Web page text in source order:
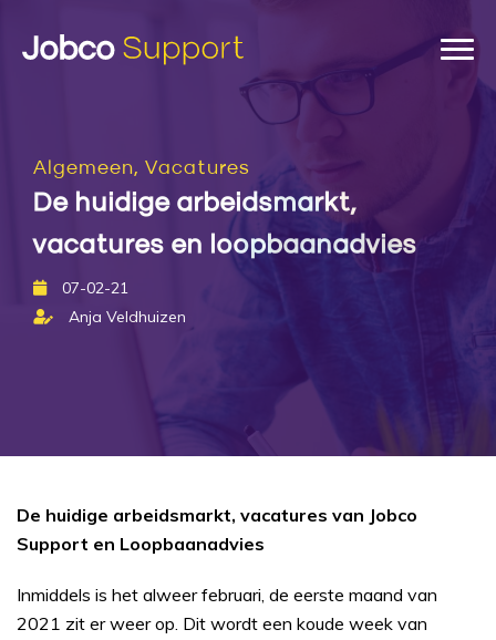
Algemeen, Vacatures
De huidige arbeidsmarkt,
vacatures en loopbaanadvies
07-02-21
Anja Veldhuizen
De huidige arbeidsmarkt, vacatures van Jobco
Support en Loopbaanadvies
Inmiddels is het alweer februari, de eerste maand van
2021 zit er weer op. Dit wordt een koude week van